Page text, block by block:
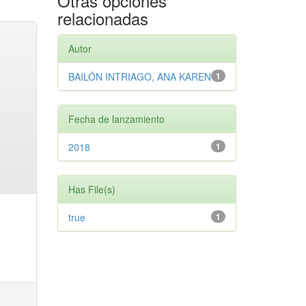
relacionadas
Autor
1
BAILÓN INTRIAGO, ANA KAREN
Fecha de lanzamiento
1
2018
Has File(s)
1
true